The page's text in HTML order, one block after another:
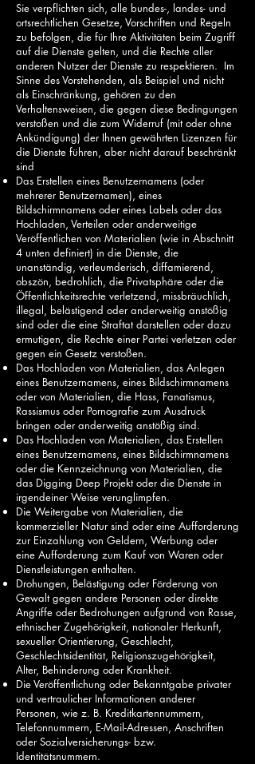
Sie verpflichten sich, alle bundes-, landes- und
ortsrechtlichen Gesetze, Vorschriften und Regeln
zu befolgen, die für Ihre Aktivitäten beim Zugriff
auf die Dienste gelten, und die Rechte aller
anderen Nutzer der Dienste zu respektieren. Im
Sinne des Vorstehenden, als Beispiel und nicht
als Einschränkung, gehören zu den
Verhaltensweisen, die gegen diese Bedingungen
verstoßen und die zum Widerruf (mit oder ohne
Ankündigung) der Ihnen gewährten Lizenzen für
die Dienste führen, aber nicht darauf beschränkt
sind
Das Erstellen eines Benutzernamens (oder
mehrerer Benutzernamen), eines
Bildschirmnamens oder eines Labels oder das
Hochladen, Verteilen oder anderweitige
Veröffentlichen von Materialien (wie in Abschnitt
4 unten definiert) in die Dienste, die
unanständig, verleumderisch, diffamierend,
obszön, bedrohlich, die Privatsphäre oder die
Öffentlichkeitsrechte verletzend, missbräuchlich,
illegal, belästigend oder anderweitig anstößig
sind oder die eine Straftat darstellen oder dazu
ermutigen, die Rechte einer Partei verletzen oder
gegen ein Gesetz verstoßen.
Das Hochladen von Materialien, das Anlegen
eines Benutzernamens, eines Bildschirmnamens
oder von Materialien, die Hass, Fanatismus,
Rassismus oder Pornografie zum Ausdruck
bringen oder anderweitig anstößig sind.
Das Hochladen von Materialien, das Erstellen
eines Benutzernamens, eines Bildschirmnamens
oder die Kennzeichnung von Materialien, die
das Digging Deep Projekt oder die Dienste in
irgendeiner Weise verunglimpfen.
Die Weitergabe von Materialien, die
kommerzieller Natur sind oder eine Aufforderung
zur Einzahlung von Geldern, Werbung oder
eine Aufforderung zum Kauf von Waren oder
Dienstleistungen enthalten.
Drohungen, Belästigung oder Förderung von
Gewalt gegen andere Personen oder direkte
Angriffe oder Bedrohungen aufgrund von Rasse,
ethnischer Zugehörigkeit, nationaler Herkunft,
sexueller Orientierung, Geschlecht,
Geschlechtsidentität, Religionszugehörigkeit,
Alter, Behinderung oder Krankheit.
Die Veröffentlichung oder Bekanntgabe privater
und vertraulicher Informationen anderer
Personen, wie z. B. Kreditkartennummern,
Telefonnummern, E-Mail-Adressen, Anschriften
oder Sozialversicherungs- bzw.
Identitätsnummern.